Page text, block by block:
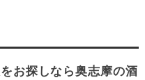
お探しなら奥志摩の酒